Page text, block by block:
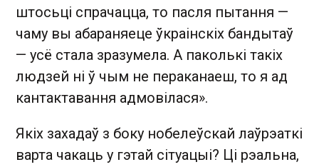
штосьці спрачацца, то пасля пытання —
чаму вы абараняеце ўкраінскіх бандытаў
— усё стала зразумела. А паколькі такіх
людзей ні ў чым не пераканаеш, то я ад
кантактавання адмовілася».
Якіх захадаў з боку нобелеўскай лаўрэаткі
варта чакаць у гэтай сітуацыі? Ці рэальна,